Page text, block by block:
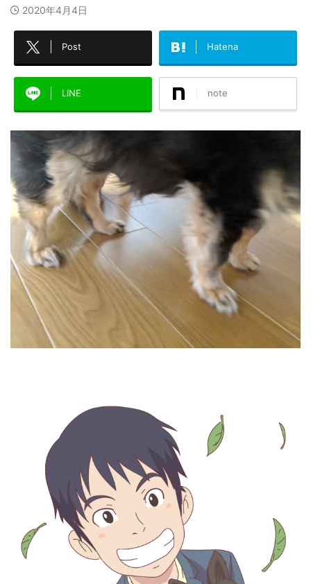
2020年4月4日
Post Hatena
LINE note